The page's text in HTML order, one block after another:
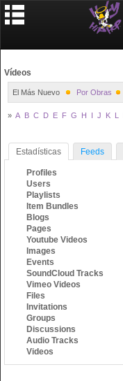
Vídeos
El Más Nuevo Por Obras
» A B C D E F G H I J K L
Estadísticas Feeds
Profiles
Users
Playlists
Item Bundles
Blogs
Pages
Youtube Videos
Images
Events
SoundCloud Tracks
Vimeo Videos
Files
Invitations
Groups
Discussions
Audio Tracks
Videos